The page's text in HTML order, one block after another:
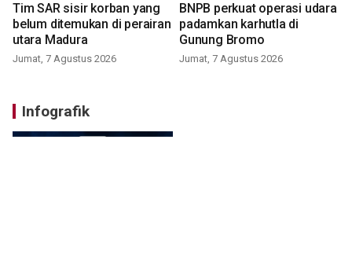
Tim SAR sisir korban yang
belum ditemukan di perairan
utara Madura
Jumat, 7 Agustus 2026
BNPB perkuat operasi udara
padamkan karhutla di
Gunung Bromo
Jumat, 7 Agustus 2026
Infografik